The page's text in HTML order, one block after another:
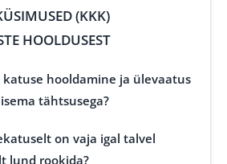
(KKK)
HOOLDUSEST
katuse hooldamine ja ülevaatus
tähtsusega?
on vaja igal talvel
lund rookida?